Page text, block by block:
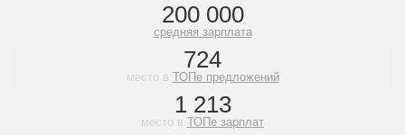
200 000
средняя зарплата
724
место в ТОПе предложений
1 213
место в ТОПе зарплат